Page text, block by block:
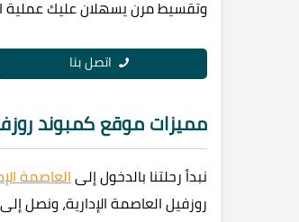
وتقسيط مرن يسهلان عليك عملية
اتصل بنا
مميزات موقع كمبوند
نبدأ رحلتنا بالدخول إلى العاصمة
روزفيل العاصمة الإدارية، ونصل إلى